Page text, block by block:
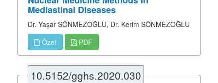
Mediastinal Diseases
Dr. Yaşar SÖNMEZOĞLU, Dr. Kerim SÖNMEZOĞLU
Özet
PDF
10.5152/gghs.2020.030